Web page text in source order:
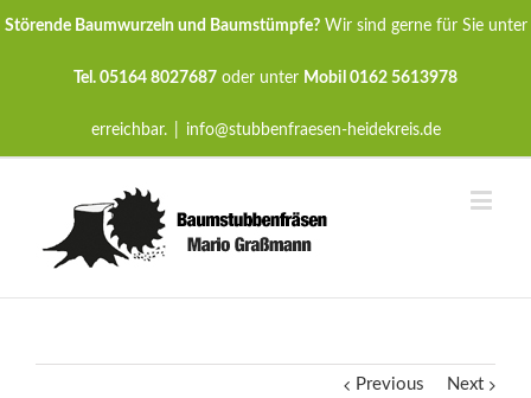
Störende Baumwurzeln und Baumstümpfe?Wir sind gerne für Sie unter
Tel. 05164 8027687 oder unter Mobil 0162 5613978
erreichbar. info@stubbenfraesen-heidekreis.de
Previous Next